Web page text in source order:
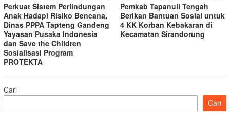
Perkuat Sistem Perlindungan
Anak Hadapi Risiko Bencana,
Dinas PPPA Tapteng Gandeng
Yayasan Pusaka Indonesia
dan Save the Children
Sosialisasi Program
PROTEKTA
Pemkab Tapanuli Tengah
Berikan Bantuan Sosial untuk
4 KK Korban Kebakaran di
Kecamatan Sirandorung
Cari
Cari